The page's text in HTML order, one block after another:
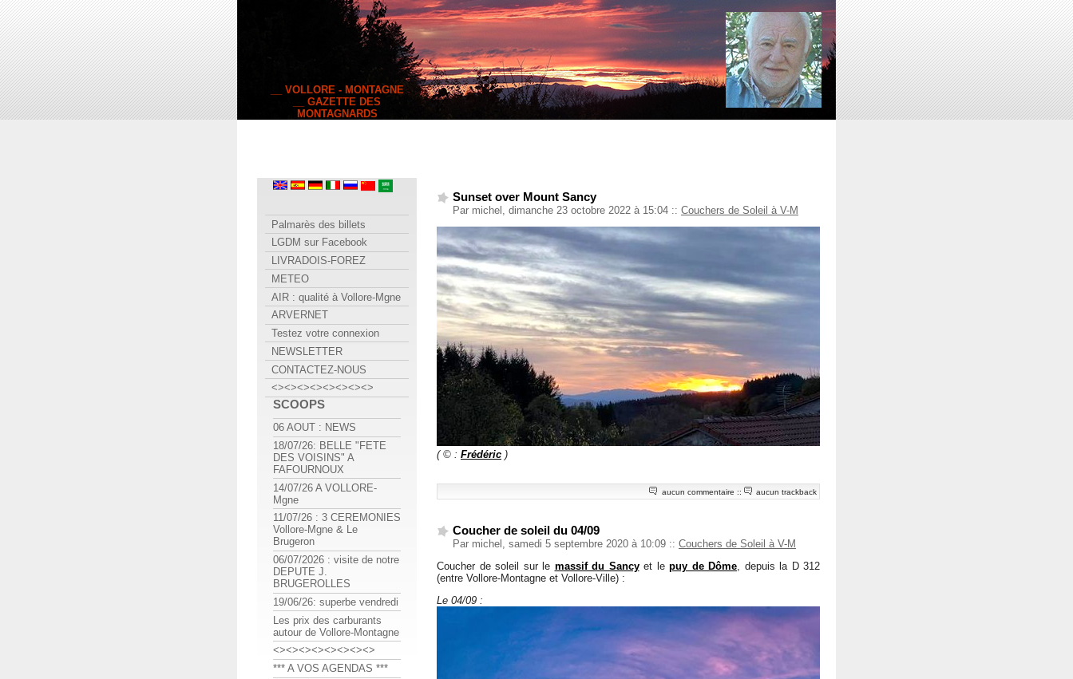
__ VOLLORE - MONTAGNE
__ GAZETTE DES
MONTAGNARDS
Sunset over Mount Sancy
Par michel, dimanche 23 octobre 2022 à 15:04 :: Couchers de Soleil à V-M
( © : Frédéric )
aucun commentaire :: aucun trackback
Coucher de soleil du 04/09
Par michel, samedi 5 septembre 2020 à 10:09 :: Couchers de Soleil à V-M
Coucher de soleil sur le massif du Sancyet le puy de Dôme, depuis la D 312
(entre Vollore-Montagne et Vollore-Ville) :
Le 04/09 :
Palmarès des billets
LGDM sur Facebook
LIVRADOIS-FOREZ
METEO
AIR : qualité à Vollore-Mgne
ARVERNET
Testez votre connexion
NEWSLETTER
CONTACTEZ-NOUS
<><><><><><><><>
SCOOPS
06 AOUT : NEWS
18/07/26: BELLE "FETE
DES VOISINS" A
FAFOURNOUX
14/07/26 A VOLLORE-
Mgne
11/07/26 : 3 CEREMONIES
Vollore-Mgne & Le
Brugeron
06/07/2026 : visite de notre
DEPUTE J.
BRUGEROLLES
19/06/26: superbe vendredi
Les prix des carburants
autour de Vollore-Montagne
<><><><><><><><>
*** A VOS AGENDAS ***